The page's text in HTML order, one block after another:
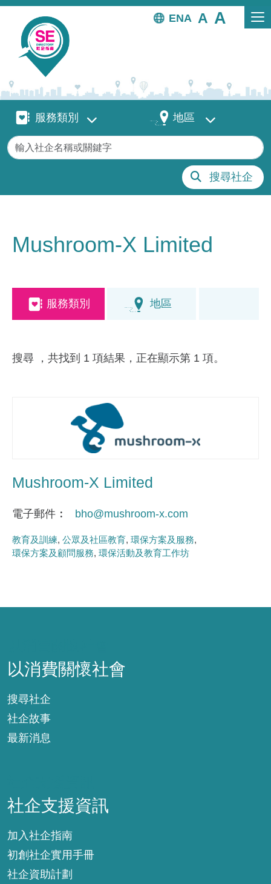
移至主內容
EN
服務類別服務類別 地區 地區
關鍵字
搜尋社企
Mushroom-X Limited
服務類別 地區
搜尋 ，共找到 1 項結果，正在顯示第 1 項。
Mushroom-X Limited
電子郵件 bho@mushroom-x.com
教育及訓練 公眾及社區教育 環保方案及服務
環保方案及顧問服務 環保活動及教育工作坊
以消費關懷社會
搜尋社企
社企故事
最新消息
社企支援資訊
加入社企指南
初創社企實用手冊
社企資助計劃